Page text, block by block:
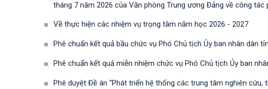
tháng 7 năm 2026 của Văn phòng Trung ương Đảng về công
Về thực hiện các nhiệm vụ trọng tâm năm học 2026 - 2027
Phê chuẩn kết quả bầu chức vụ Phó Chủ tịch Ủy ban nhân dân
Phê chuẩn kết quả miễn nhiệm chức vụ Phó Chủ tịch Ủy ban
Phê duyệt Đề án “Phát triển hệ thống các trung tâm nghiên